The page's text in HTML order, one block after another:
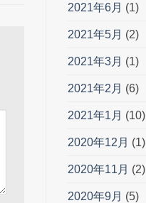
2021年6月 (1)
2021年5月 (2)
2021年3月 (1)
2021年2月 (6)
2021年1月 (10)
2020年12月 (1)
2020年11月 (2)
2020年9月 (5)